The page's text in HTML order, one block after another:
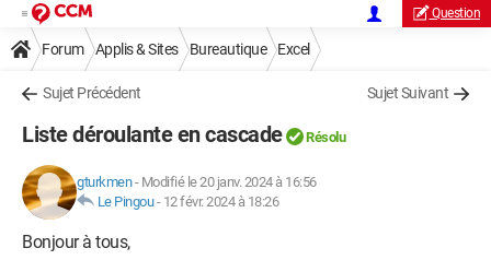
Question
Forum Applis & Sites Bureautique Excel
Sujet Précédent Sujet Suivant
Liste déroulante en cascade Résolu
gturkmen- Modifié le 20 janv. 2024 à 16:56
Le Pingou- 12 févr. 2024 à 18:26
Bonjour à tous,